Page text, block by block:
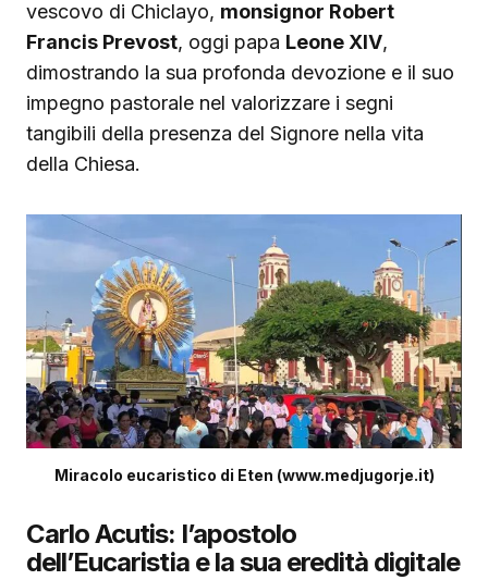
vescovo di Chiclayo, monsignor Robert
Francis Prevost, oggi papa Leone XIV,
dimostrando la sua profonda devozione e il suo
impegno pastorale nel valorizzare i segni
tangibili della presenza del Signore nella vita
della Chiesa.
Miracolo eucaristico di Eten (www.medjugorje.it)
Carlo Acutis: l’apostolo
dell’Eucaristia e la sua eredità digitale